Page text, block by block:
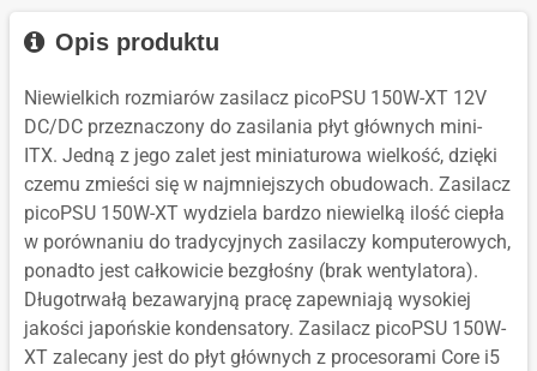
Opis produktu
Niewielkich rozmiarów zasilacz picoPSU 150W-XT 12V
DC/DC przeznaczony do zasilania płyt głównych mini-
ITX. Jedną z jego zalet jest miniaturowa wielkość, dzięki
czemu zmieści się w najmniejszych obudowach. Zasilacz
picoPSU 150W-XT wydziela bardzo niewielką ilość ciepła
w porównaniu do tradycyjnych zasilaczy komputerowych,
ponadto jest całkowicie bezgłośny (brak wentylatora).
Długotrwałą bezawaryjną pracę zapewniają wysokiej
jakości japońskie kondensatory. Zasilacz picoPSU 150W-
XT zalecany jest do płyt głównych z procesorami Core i5